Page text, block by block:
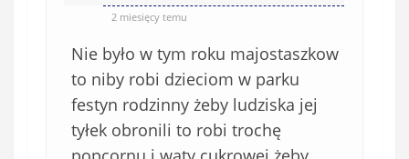
2 miesięcy temu
Nie było w tym roku majostaszkow
to niby robi dzieciom w parku
festyn rodzinny żeby ludziska jej
tyłek obronili to robi trochę